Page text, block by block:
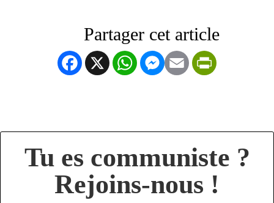
Facebook
X WhatsApp
Messenger
Email
Tu es communiste ?
Rejoins-nous !